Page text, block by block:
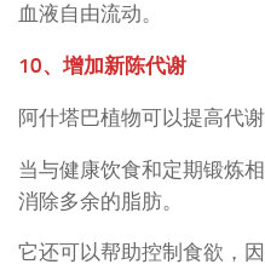
血液自由流动。
10、增加新陈代谢
阿什塔巴植物可以提高代
当与健康饮食和定期锻炼
消除多余的脂肪。
它还可以帮助控制食欲，